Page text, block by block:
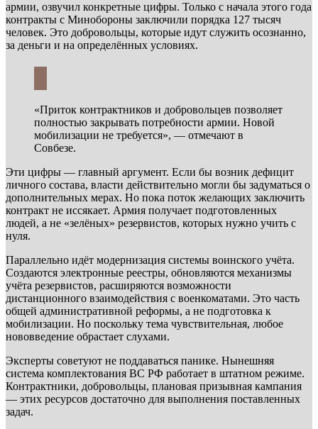
армии, озвучил конкретные цифры. Только с начала этого года
контракты с Минобороны заключили порядка 127 тысяч
человек. Это добровольцы, которые идут служить осознанно,
за деньги и на определённых условиях.
«Приток контрактников и добровольцев позволяет
полностью закрывать потребности армии. Новой
мобилизации не требуется», — отмечают в
Совбезе.
Эти цифры — главный аргумент. Если бы возник дефицит
личного состава, власти действительно могли бы задуматься о
дополнительных мерах. Но пока поток желающих заключить
контракт не иссякает. Армия получает подготовленных
людей, а не «зелёных» резервистов, которых нужно учить с
нуля.
Параллельно идёт модернизация системы воинского учёта.
Создаются электронные реестры, обновляются механизмы
учёта резервистов, расширяются возможности
дистанционного взаимодействия с военкоматами. Это часть
общей административной реформы, а не подготовка к
мобилизации. Но поскольку тема чувствительная, любое
нововведение обрастает слухами.
Эксперты советуют не поддаваться панике. Нынешняя
система комплектования ВС РФ работает в штатном режиме.
Контрактники, добровольцы, плановая призывная кампания
— этих ресурсов достаточно для выполнения поставленных
задач.